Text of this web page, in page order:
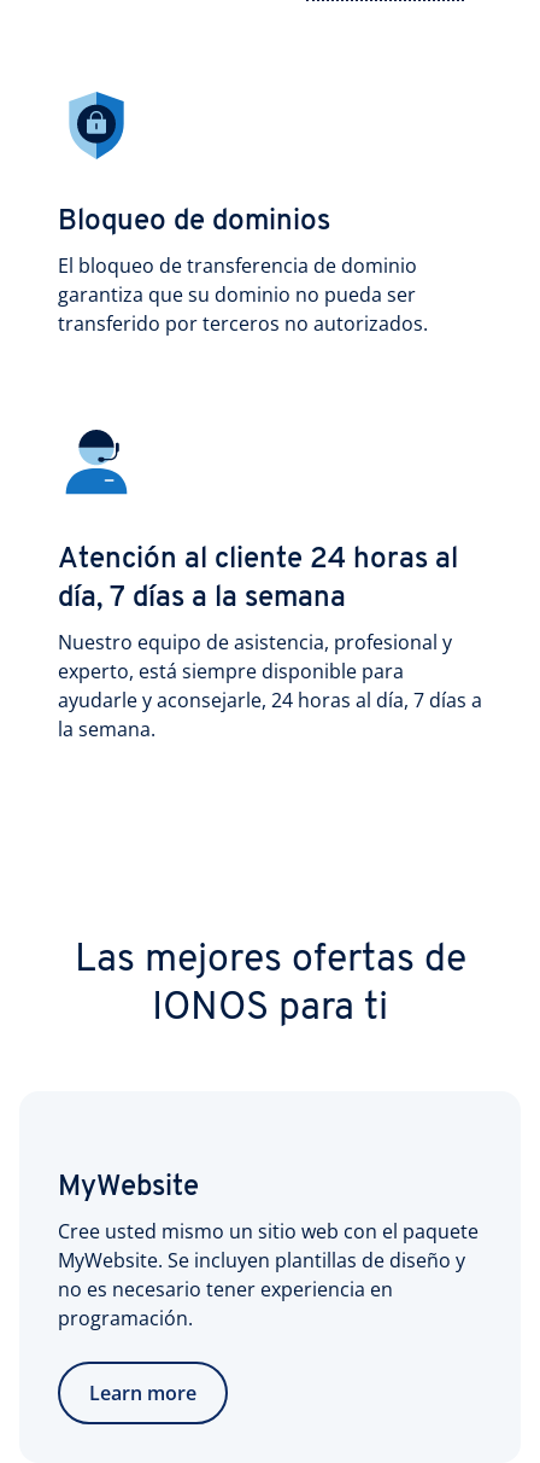
Bloqueo de dominios
El bloqueo de transferencia de dominio
garantiza que su dominio no pueda ser
transferido por terceros no autorizados.
Atención al cliente 24 horas al
día, 7 días a la semana
Nuestro equipo de asistencia, profesional y
experto, está siempre disponible para
ayudarle y aconsejarle, 24 horas al día, 7 días a
la semana.
Las mejores ofertas de
IONOS para ti
MyWebsite
Cree usted mismo un sitio web con el paquete
MyWebsite. Se incluyen plantillas de diseño y
no es necesario tener experiencia en
programación.
Learn more